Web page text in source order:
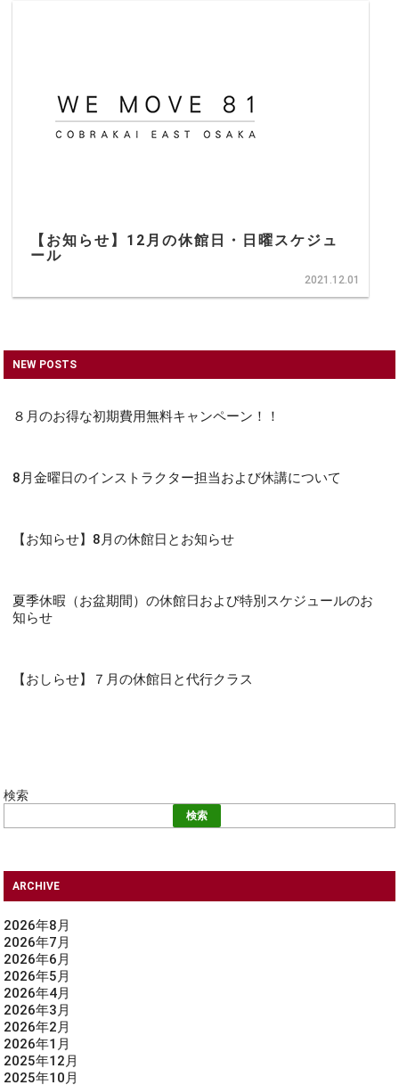
【お知らせ】12月の休館日・日曜スケジュ
ール
2021.12.01
NEW POSTS
８月のお得な初期費用無料キャンペーン！！
8月金曜日のインストラクター担当および休講について
【お知らせ】8月の休館日とお知らせ
夏季休暇（お盆期間）の休館日および特別スケジュールのお
知らせ
【おしらせ】７月の休館日と代行クラス
検索
検索
ARCHIVE
2026年8月
2026年7月
2026年6月
2026年5月
2026年4月
2026年3月
2026年2月
2026年1月
2025年12月
2025年10月